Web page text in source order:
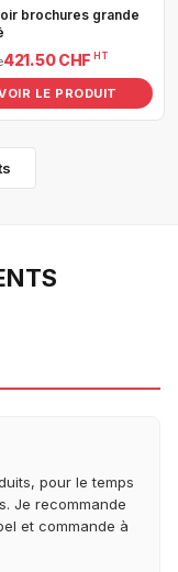
brochures grande
421.50 CHF HT
LE PRODUIT
pour le temps
Je recommande
et commande à